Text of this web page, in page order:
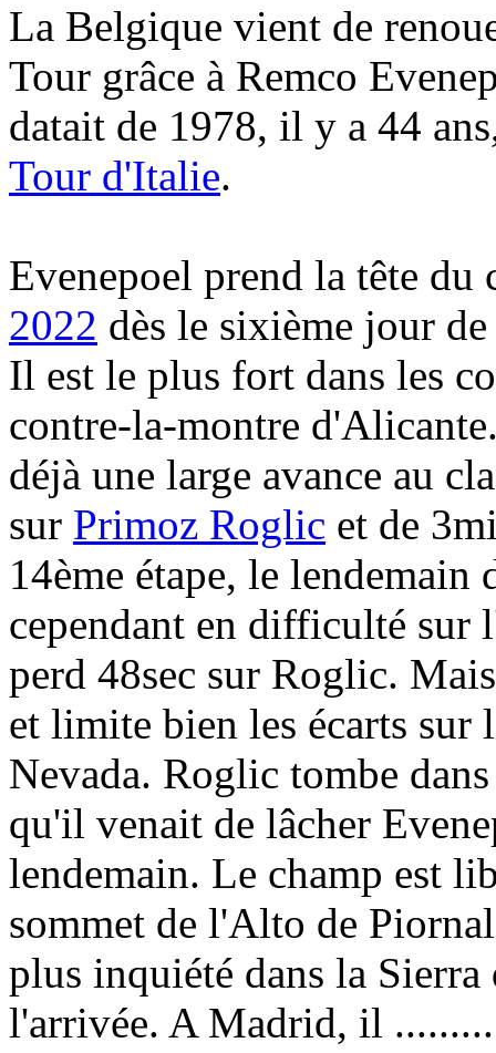
La Belgique vient de
Tour grâce à Remco
datait de 1978, il y a 44
Tour d'Italie.
Evenepoel prend la tête du
2022 dès le sixième jour
Il est le plus fort dans les
contre-la-montre
déjà une large avance au
sur Primoz Roglic et de
14ème étape, le lendemain
cependant en difficulté sur
perd 48sec sur Roglic.
et limite bien les écarts sur
Nevada. Roglic tombe
qu'il venait de lâcher
lendemain. Le champ est
sommet de l'Alto de
plus inquiété dans la
l'arrivée. A Madrid, il